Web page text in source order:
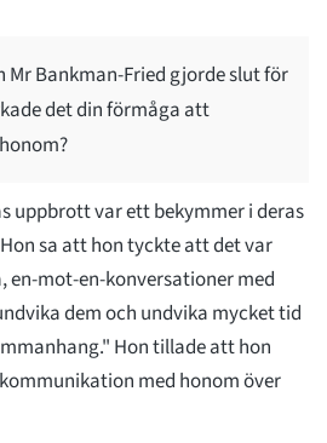
Mr Bankman-Fried gjorde slut för
det din förmåga att
uppbrott var ett bekymmer i deras
sa att hon tyckte att det var
en-mot-en-konversationer med
dem och undvika mycket tid
Hon tillade att hon
med honom över